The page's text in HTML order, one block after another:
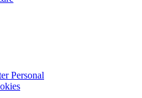
Personal